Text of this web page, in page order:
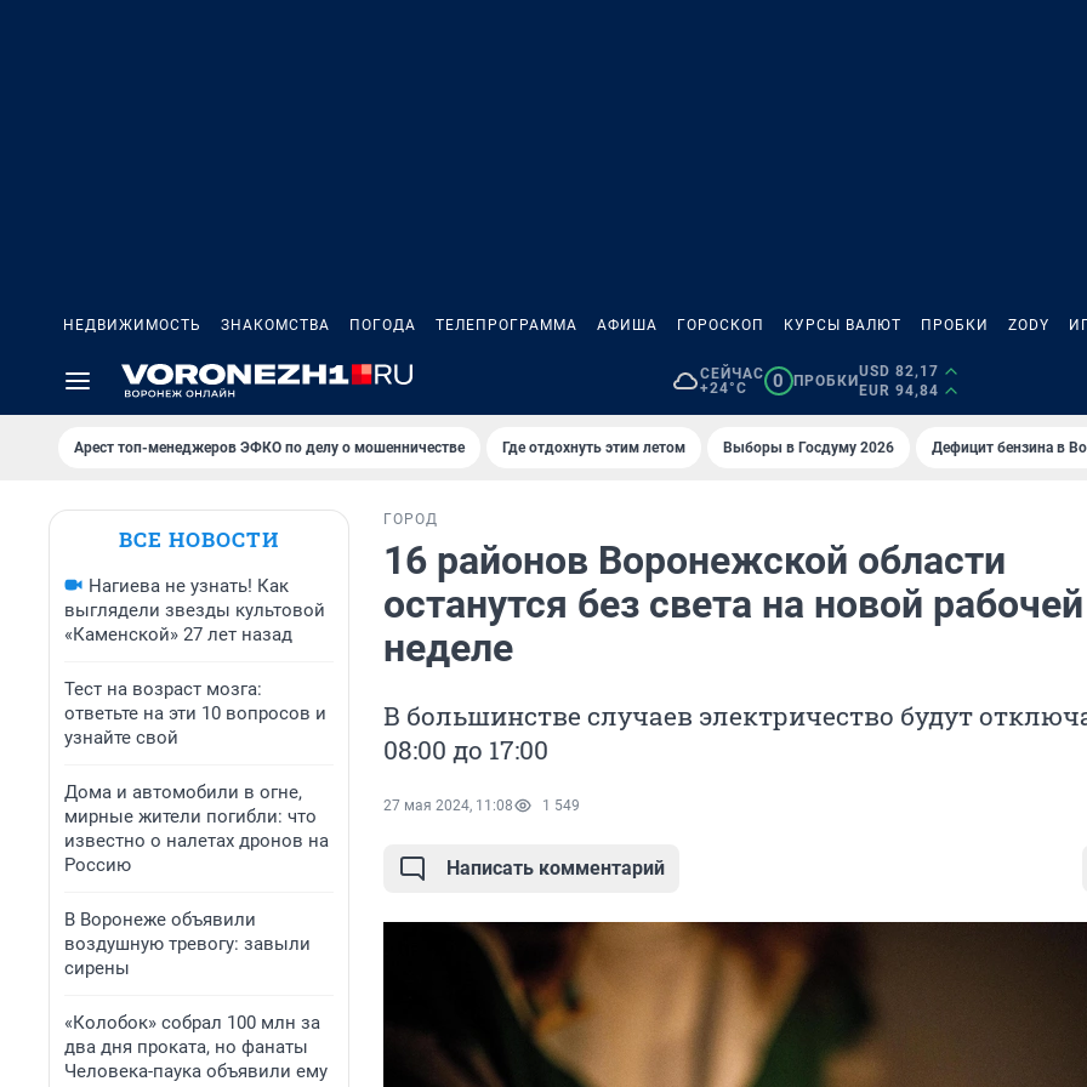
НЕДВИЖИМОСТЬ ЗНАКОМСТВА ПОГОДА ТЕЛЕПРОГРАММА АФИША ГОРОСКОП КУРСЫ ВАЛЮТ ПРОБКИ ZODY
СЕЙЧАС
+24°C
0 ПРОБКИ
USD 82,17
EUR 94,84
Арест топ-менеджеров ЭФКО по делу о мошенничестве Где отдохнуть этим летом Выборы в Госдуму 2026 Дефицит бензина в
ВСЕ НОВОСТИ
Нагиева не узнать! Как
выглядели звезды культовой
«Каменской» 27 лет назад
Тест на возраст мозга:
ответьте на эти 10 вопросов и
узнайте свой
Дома и автомобили в огне,
мирные жители погибли: что
известно о налетах дронов на
Россию
В Воронеже объявили
воздушную тревогу: завыли
сирены
«Колобок» собрал 100 млн за
два дня проката, но фанаты
Человека-паука объявили ему
ГОРОД
16 районов Воронежской области
останутся без света на новой рабочей
неделе
В большинстве случаев электричество будут
08:00 до 17:00
27 мая 2024, 11:08 1 549
Написать комментарий